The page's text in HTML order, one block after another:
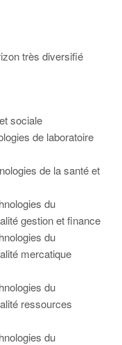
très diversifié
sociale
de laboratoire
de la santé et
du
gestion et finance
du
mercatique
du
ressources
du